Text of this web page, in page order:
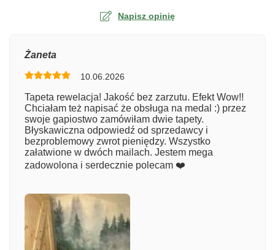
Napisz opinię
Numer zamówienia
Imię
Żaneta
10.06.2026
Tapeta rewelacja! Jakość bez zarzutu. Efekt Wow!!
Chciałam też napisać że obsługa na medal :) przez
swoje gapiostwo zamówiłam dwie tapety.
Błyskawiczna odpowiedź od sprzedawcy i
bezproblemowy zwrot pieniędzy. Wszystko
załatwione w dwóch mailach. Jestem mega
zadowolona i serdecznie polecam ❤️